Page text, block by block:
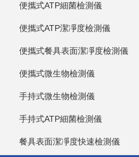
便攜式ATP細菌檢測儀
便攜式ATP潔凈度檢測儀
便攜式餐具表面潔凈度檢測儀
便攜式微生物檢測儀
手持式微生物檢測儀
手持式ATP細菌檢測儀
餐具表面潔凈度快速檢測儀